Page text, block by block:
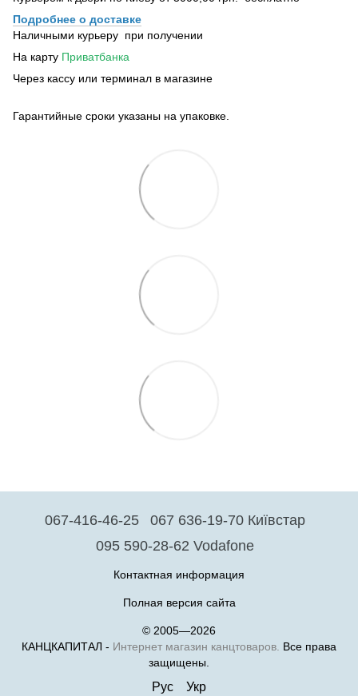
Подробнее о доставке
Наличными курьеру при получении
На карту Приватбанка
Через кассу или терминал в магазине
Гарантийные сроки указаны на упаковке.
067-416-46-25
067 636-19-70 Київстар
095 590-28-62 Vodafone
Контактная информация
Полная версия сайта
© 2005—2026
КАНЦКАПИТАЛ - Интернет магазин канцтоваров. Все права
защищены.
Рус Укр